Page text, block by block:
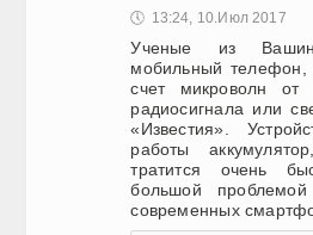
🕔 13:24, 10.Июл 2017
Ученые из
мобильный телефон,
счет микроволн от
радиосигнала или
«Известия».
работы
тратится очень
большой проблемой
современных